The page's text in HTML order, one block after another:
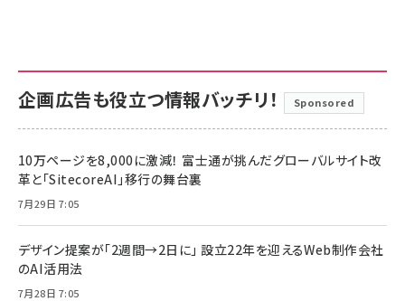
企画広告も役立つ情報バッチリ！ Sponsored
10万ページを8,000に激減！ 富士通が挑んだグローバルサイト改
革と「SitecoreAI」移行の舞台裏
7月29日 7:05
デザイン提案が「2週間→2日に」 設立22年を迎えるWeb制作会社
のAI活用法
7月28日 7:05